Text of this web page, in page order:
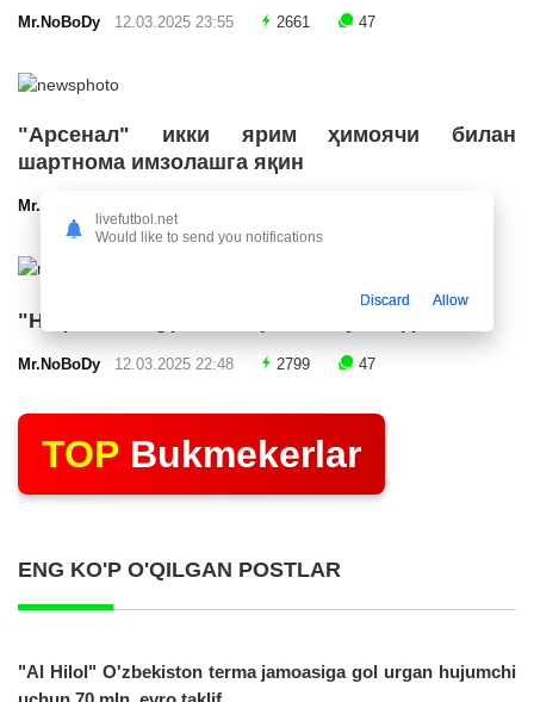
Mr.NoBoDy 12.03.2025 23:55 2661 47
"Арсенал" икки ярим ҳимоячи билан
шартнома имзолашга яқин
Mr.NoBoDy
"Нефтчи" тақдимот маросими ўтказди
Mr.NoBoDy 12.03.2025 22:48 2799 47
TOP Bukmekerlar
ENG KO'P O'QILGAN POSTLAR
"Al Hilol" O'zbekiston terma jamoasiga gol urgan hujumchi
livefutbol.net
Would like to send you notifications
Discard Allow